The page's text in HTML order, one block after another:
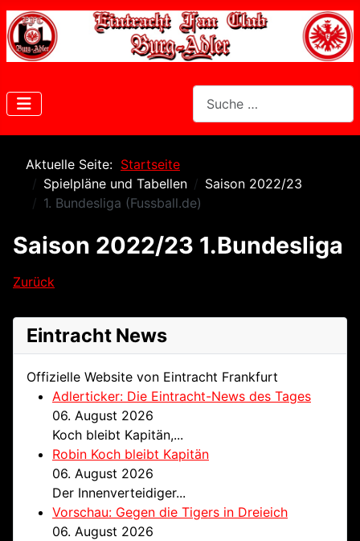
Aktuelle Seite: Startseite
Spielpläne und Tabellen
Saison 2022/23
1. Bundesliga (Fussball.de)
Saison 2022/23 1.Bundesliga
Zurück
Eintracht News
Offizielle Website von Eintracht Frankfurt
Adlerticker: Die Eintracht-News des Tages
06. August 2026
Koch bleibt Kapitän,...
Robin Koch bleibt Kapitän
06. August 2026
Der Innenverteidiger...
Vorschau: Gegen die Tigers in Dreieich
06. August 2026